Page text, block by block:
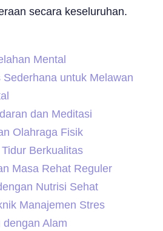
secara keseluruhan.
Mental
Sederhana untuk Melawan
dan Meditasi
Olahraga Fisik
Berkualitas
Masa Rehat Reguler
Nutrisi Sehat
Manajemen Stres
dengan Alam